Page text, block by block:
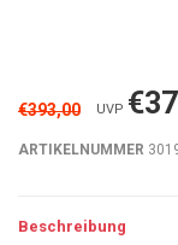
€393,00 UVP
ARTIKELNUMMER
Beschreibung